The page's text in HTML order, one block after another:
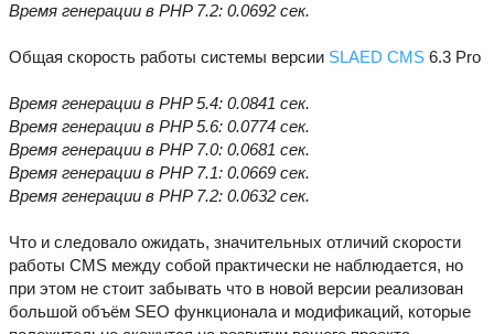
Время генерации в PHP 7.2: 0.0692 сек.
Общая скорость работы системы версии SLAED CMS 6.3 Pro
Время генерации в PHP 5.4: 0.0841 сек.
Время генерации в PHP 5.6: 0.0774 сек.
Время генерации в PHP 7.0: 0.0681 сек.
Время генерации в PHP 7.1: 0.0669 сек.
Время генерации в PHP 7.2: 0.0632 сек.
Что и следовало ожидать, значительных отличий скорости
работы CMS между собой практически не наблюдается, но
при этом не стоит забывать что в новой версии реализован
большой объём SEO функционала и модификаций, которые